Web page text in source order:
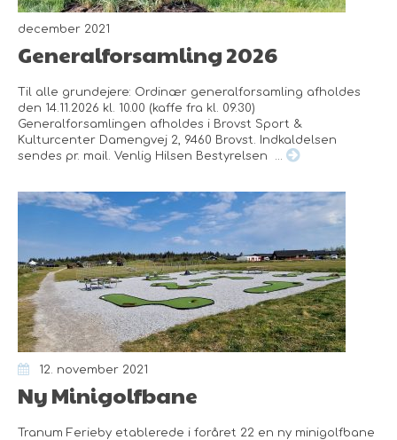
december 2021
Generalforsamling 2026
Til alle grundejere: Ordinær generalforsamling afholdes
den 14.11.2026 kl. 10.00 (kaffe fra kl. 09.30)
Generalforsamlingen afholdes i Brovst Sport &
Kulturcenter Damengvej 2, 9460 Brovst. Indkaldelsen
sendes pr. mail. Venlig Hilsen Bestyrelsen ...
12. november 2021
Ny Minigolfbane
Tranum Ferieby etablerede i foråret 22 en ny minigolfbane